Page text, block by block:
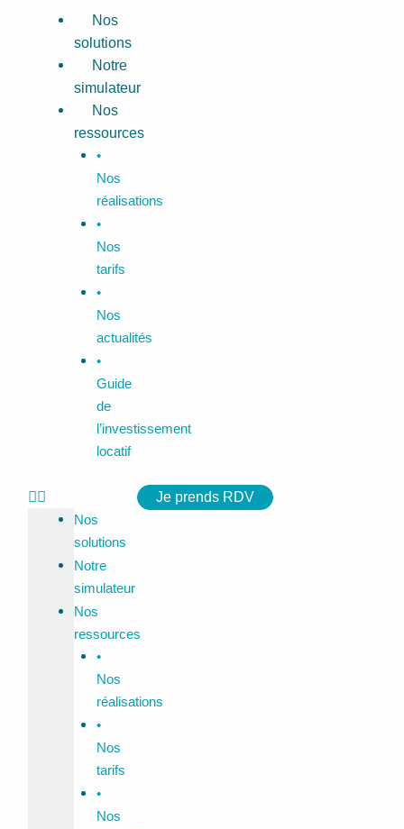
Nos
solutions
Notre
simulateur
Nos
ressources
•
Nos
réalisations
•
Nos
tarifs
•
Nos
actualités
•
Guide
de
l’investissement
locatif
Menu
Nos
solutions
Notre
simulateur
Nos
ressources
•
Nos
réalisations
•
Nos
tarifs
•
Nos
Je prends RDV